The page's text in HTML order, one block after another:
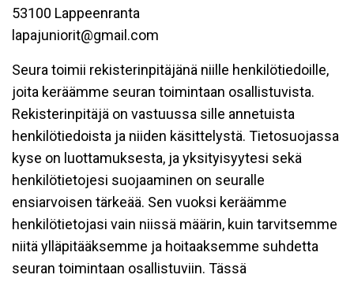
53100 Lappeenranta
lapajuniorit@gmail.com
Seura toimii rekisterinpitäjänä niille henkilötiedoille,
joita keräämme seuran toimintaan osallistuvista.
Rekisterinpitäjä on vastuussa sille annetuista
henkilötiedoista ja niiden käsittelystä. Tietosuojassa
kyse on luottamuksesta, ja yksityisyytesi sekä
henkilötietojesi suojaaminen on seuralle
ensiarvoisen tärkeää. Sen vuoksi keräämme
henkilötietojasi vain niissä määrin, kuin tarvitsemme
niitä ylläpitääksemme ja hoitaaksemme suhdetta
seuran toimintaan osallistuviin. Tässä